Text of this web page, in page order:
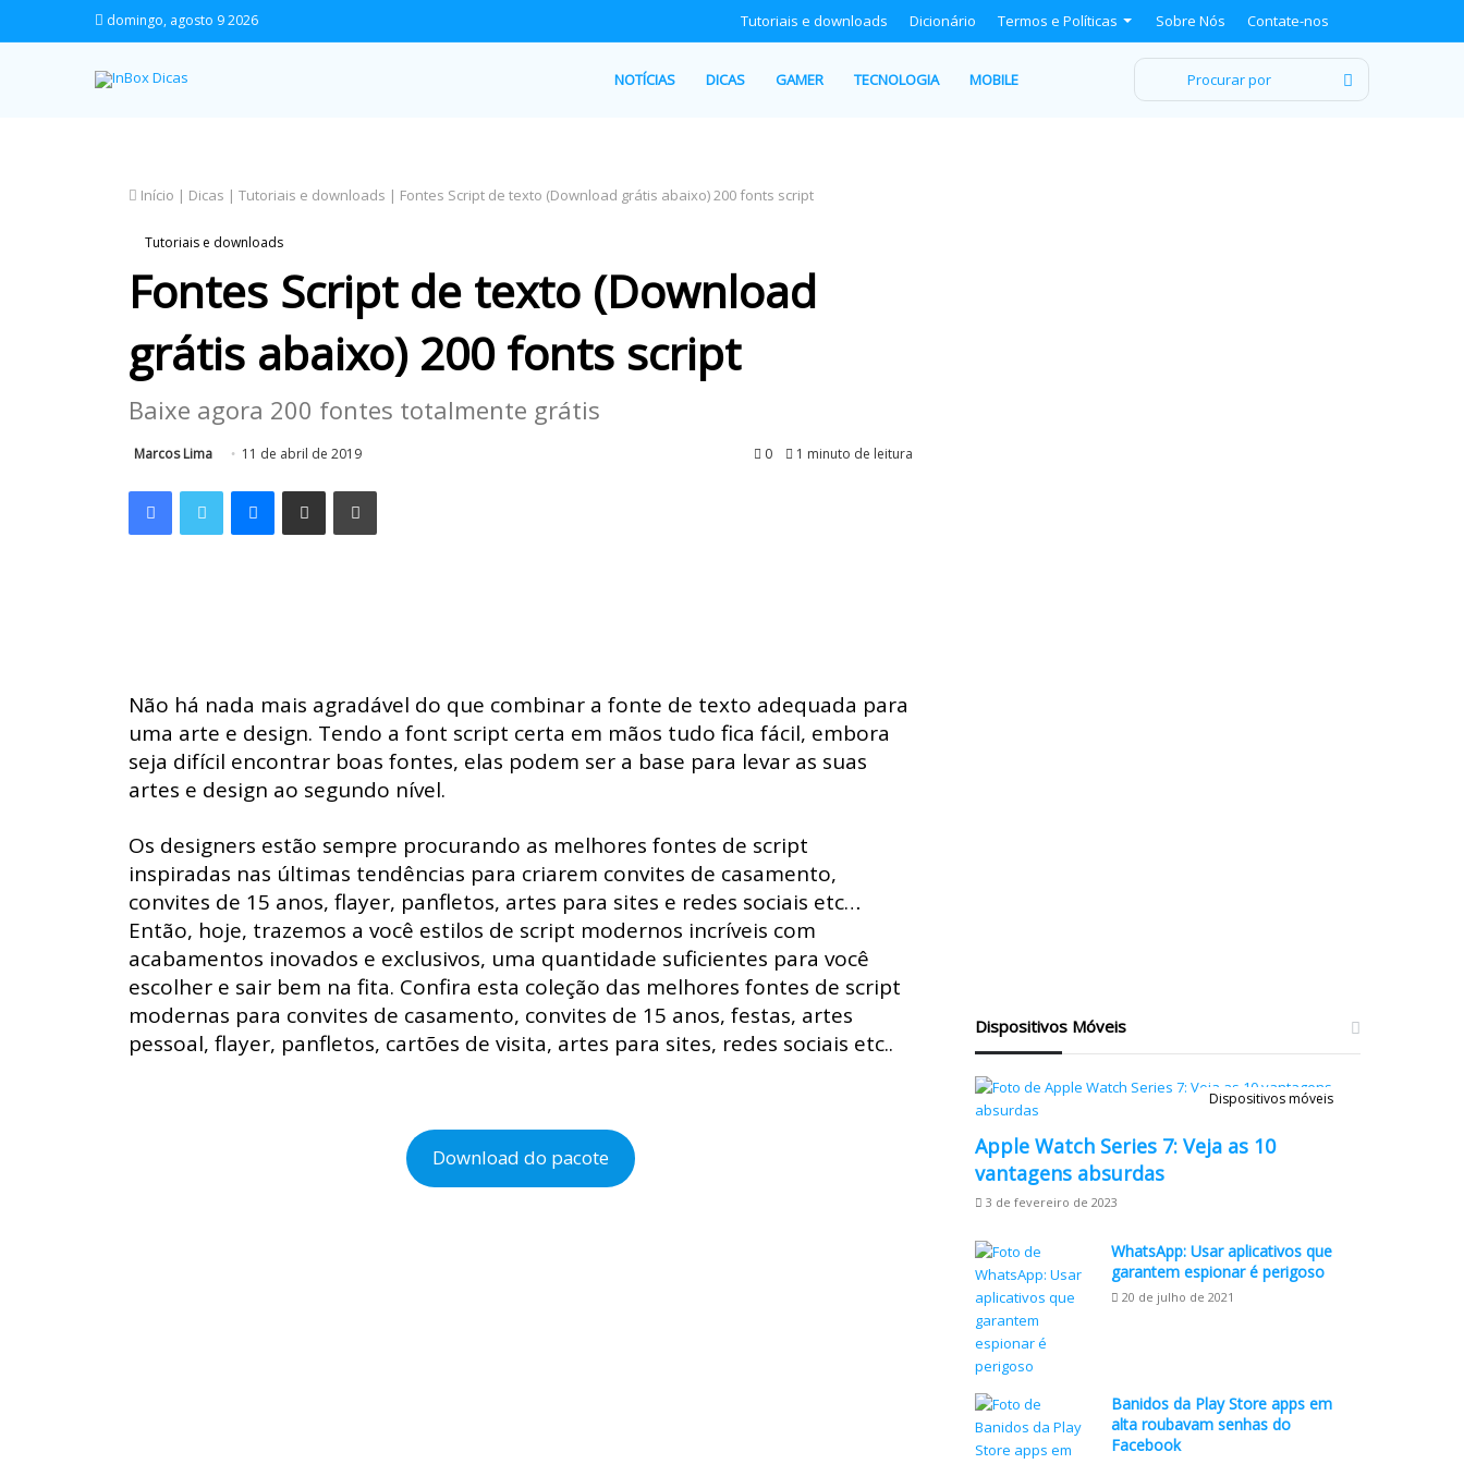
domingo, agosto 9 2026 Tutoriais e downloads Dicionário Termos e Políticas Sobre Nós Contate-nos
NOTÍCIAS DICAS GAMER TECNOLOGIA MOBILE Procurar
Início | Dicas | Tutoriais e downloads | Fontes Script de texto (Download grátis abaixo) 200 fonts script
Tutoriais e downloads
Fontes Script de texto (Download
grátis abaixo) 200 fonts script
Baixe agora 200 fontes totalmente grátis
Marcos Lima 11 de abril de 2019 0 1 minuto de leitura
FacebookTwitter Messenger
Compartilhar via e-mail Imprimir
Não há nada mais agradável do que combinar a fonte de texto adequada para
uma arte e design. Tendo a font script certa em mãos tudo fica fácil, embora
seja difícil encontrar boas fontes, elas podem ser a base para levar as suas
artes e design ao segundo nível.
Os designers estão sempre procurando as melhores fontes de script
inspiradas nas últimas tendências para criarem convites de casamento,
convites de 15 anos, flayer, panfletos, artes para sites e redes sociais etc…
Então, hoje, trazemos a você estilos de script modernos incríveis com
acabamentos inovados e exclusivos, uma quantidade suficientes para você
escolher e sair bem na fita. Confira esta coleção das melhores fontes de script
modernas para convites de casamento, convites de 15 anos, festas, artes
pessoal, flayer, panfletos, cartões de visita, artes para sites, redes sociais etc..
Download do pacote
Dispositivos Móveis
Dispositivos móveis
Apple Watch Series 7: Veja as 10
vantagens absurdas
3 de fevereiro de 2023
WhatsApp: Usar aplicativos que
garantem espionar é perigoso
20 de julho de 2021
Banidos da Play Store apps em
alta roubavam senhas do
Facebook